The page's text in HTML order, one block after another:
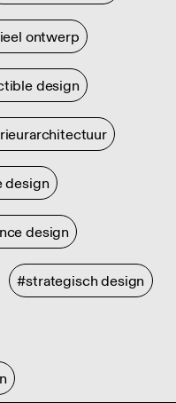
ontwerp
design
design
design
#strategisch design